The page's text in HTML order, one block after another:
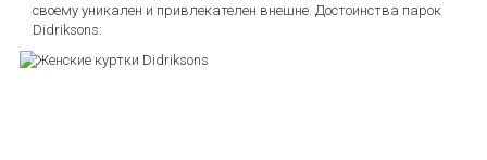
своему уникален и привлекателен внешне. Достоинства парок
Didriksons: